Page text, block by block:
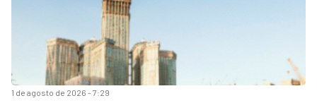
1 de agosto de 2026 - 7:29